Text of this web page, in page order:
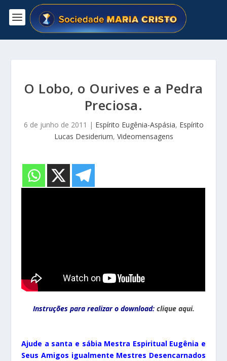
O Lobo, o Ourives e a Pedra
Preciosa.
6 de junho de 2011 | Espírito Eugênia-Aspásia, Espírito
Lucas Desiderium, Videomensagens
Instruções para realizar o download: clique aqui.
Ajude a santa e sábia Mestra Espiritual Eugênia e
Seus Amigos igualmente Mestres Desencarnados